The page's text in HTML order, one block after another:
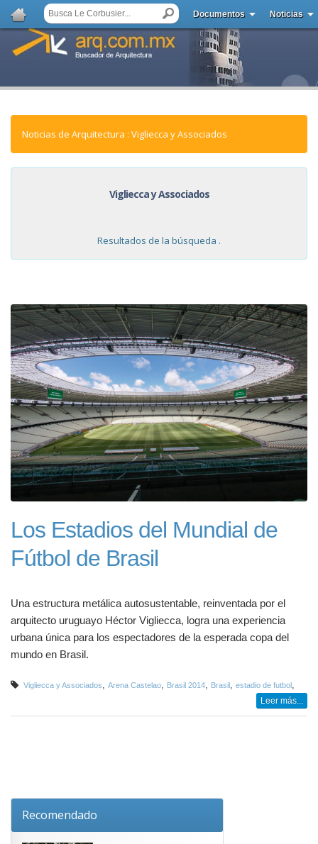
Documentos Noticias
Noticias de Arquitectura : Vigliecca y Associados
Vigliecca y Associados
Resultados de la búsqueda .
Los Estadios del Mundial de
Fútbol de Brasil
Una estructura metálica autosustentable, reinventada por el
arquitecto uruguayo Héctor Vigliecca, logra una experiencia
urbana única para los espectadores de la esperada copa del
mundo en Brasil.
Vigliecca y Associados, Arena Castelao, Brasil 2014, Brasil , estadio de futbol ,
Leer más...
Recomendado